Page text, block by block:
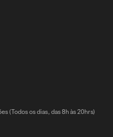
(Todos os dias, das 8h às 20hrs)